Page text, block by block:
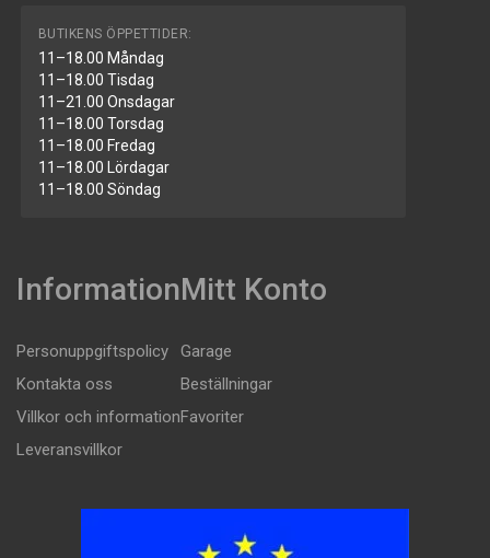
BUTIKENS ÖPPETTIDER:
11–18.00 Måndag
11–18.00 Tisdag
11–21.00 Onsdagar
11–18.00 Torsdag
11–18.00 Fredag
11–18.00 Lördagar
11–18.00 Söndag
Information
Personuppgiftspolicy
Kontakta oss
Villkor och information
Leveransvillkor
Mitt Konto
Garage
Beställningar
Favoriter